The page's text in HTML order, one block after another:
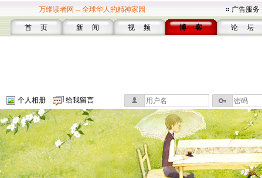
万维读者网 -- 全球华人的精神家园 广告服务
首 页 新 闻 视 频 博 客 论 坛
个人相册 给我留言